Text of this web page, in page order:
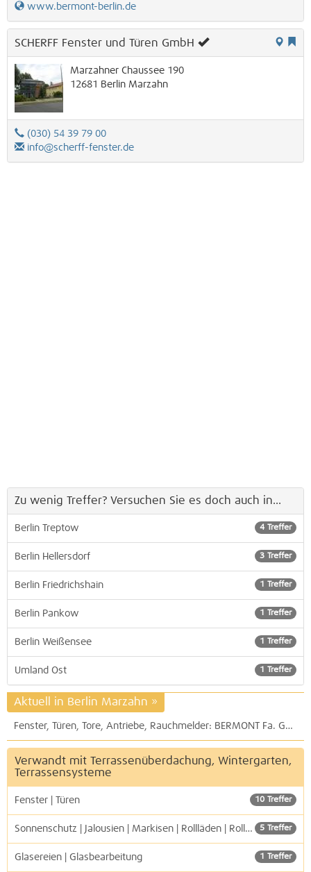
www.bermont-berlin.de
SCHERFF Fenster und Türen GmbH
Marzahner Chaussee 190
12681 Berlin Marzahn
(030) 54 39 79 00
info@scherff-fenster.de
Zu wenig Treffer? Versuchen Sie es doch auch in...
4 Treffer
Berlin Treptow
3 Treffer
Berlin Hellersdorf
1 Treffer
Berlin Friedrichshain
1 Treffer
Berlin Pankow
1 Treffer
Berlin Weißensee
1 Treffer
Umland Ost
Aktuell in Berlin Marzahn »
Fenster, Türen, Tore, Antriebe, Rauchmelder: BERMONT Fa. Günter Braatz in Berlin-Biesdorf
Verwandt mit Terrassenüberdachung, Wintergarten,
Terrassensysteme
10 Treffer
Fenster | Türen
5 Treffer
Sonnenschutz | Jalousien | Markisen | Rollläden | Rollos | Plissee | Lamellen
1 Treffer
Glasereien | Glasbearbeitung